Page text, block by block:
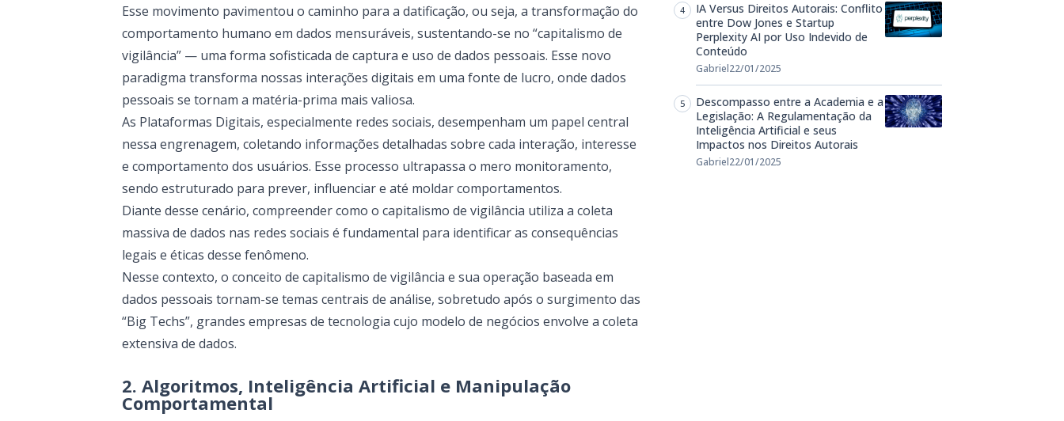
Esse movimento pavimentou o caminho para a datificação, ou seja, a transformação do
comportamento humano em dados mensuráveis, sustentando-se no “capitalismo de
vigilância” — uma forma sofisticada de captura e uso de dados pessoais. Esse novo
paradigma transforma nossas interações digitais em uma fonte de lucro, onde dados
pessoais se tornam a matéria-prima mais valiosa.
As Plataformas Digitais, especialmente redes sociais, desempenham um papel central
nessa engrenagem, coletando informações detalhadas sobre cada interação, interesse
e comportamento dos usuários. Esse processo ultrapassa o mero monitoramento,
sendo estruturado para prever, influenciar e até moldar comportamentos.
Diante desse cenário, compreender como o capitalismo de vigilância utiliza a coleta
massiva de dados nas redes sociais é fundamental para identificar as consequências
legais e éticas desse fenômeno.
Nesse contexto, o conceito de capitalismo de vigilância e sua operação baseada em
dados pessoais tornam-se temas centrais de análise, sobretudo após o surgimento das
“Big Techs”, grandes empresas de tecnologia cujo modelo de negócios envolve a coleta
extensiva de dados.
2. Algoritmos, Inteligência Artificial e Manipulação
Comportamental
IA Versus Direitos Autorais: Conflito
entre Dow Jones e Startup
Perplexity AI por Uso Indevido de
Conteúdo
Gabriel22/01/2025
Descompasso entre a Academia e a
Legislação: A Regulamentação da
Inteligência Artificial e seus
Impactos nos Direitos Autorais
Gabriel22/01/2025